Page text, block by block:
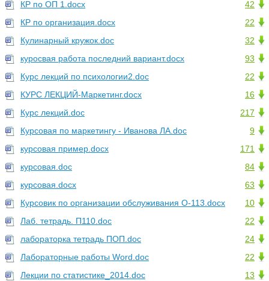
42
КР по ОП 1.docx
22
КР по организация.docx
32
Кулинарный кружок.doc
93
куросвая работа последний вариант.docx
22
Курс лекций по психологии2.doc
16
КУРС ЛЕКЦИЙ-Маркетинг.docx
217
Курс лекций.doc
9
Курсовая по маркетингу - Иванова ЛА.doc
171
курсовая пример.docx
84
курсовая.doc
63
курсовая.docx
10
Курсовик по организации обслуживания О-113.docx
22
Лаб. тетрадь. П110.doc
24
лабораторка тетрадь ПОП.doc
22
Лабораторные работы Word.doc
13
Лекции по статистике_2014.doc